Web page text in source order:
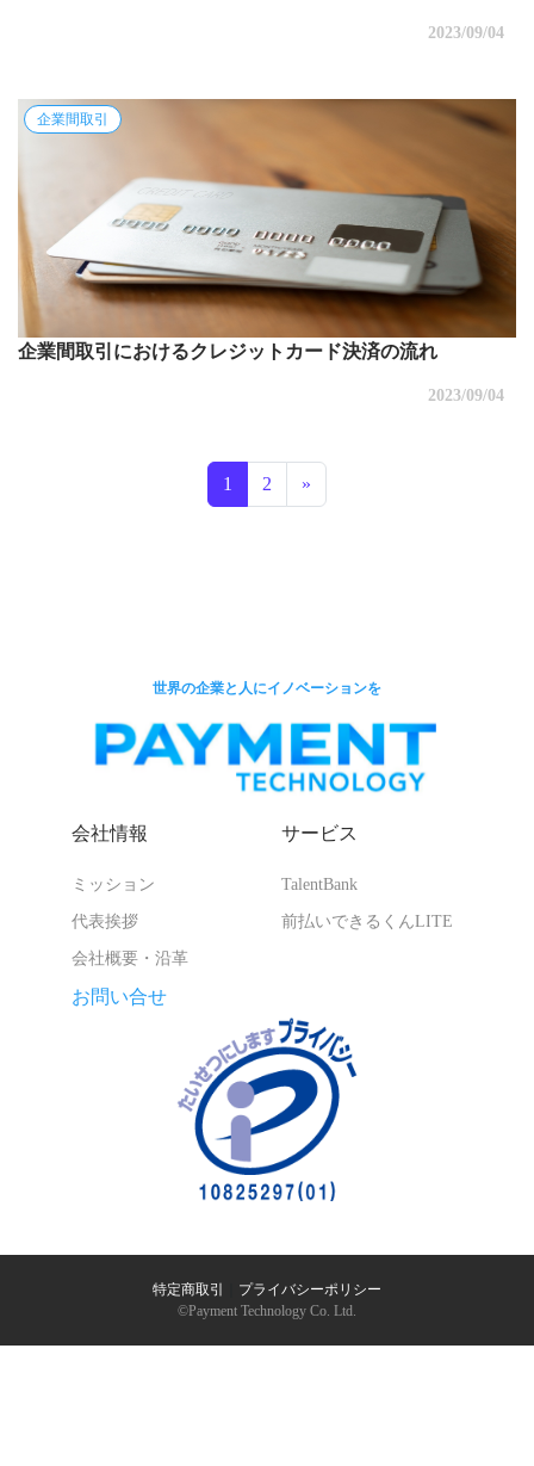
2023/09/04
企業間取引
企業間取引におけるクレジットカード決済の流れ
2023/09/04
投稿ナビゲーション
1 2 »
世界の企業と人にイノベーションを
会社情報
ミッション
代表挨拶
会社概要・沿革
サービス
TalentBank
前払いできるくんLITE
お問い合せ
特定商取引
プライバシーポリシー
©︎Payment Technology Co. Ltd.